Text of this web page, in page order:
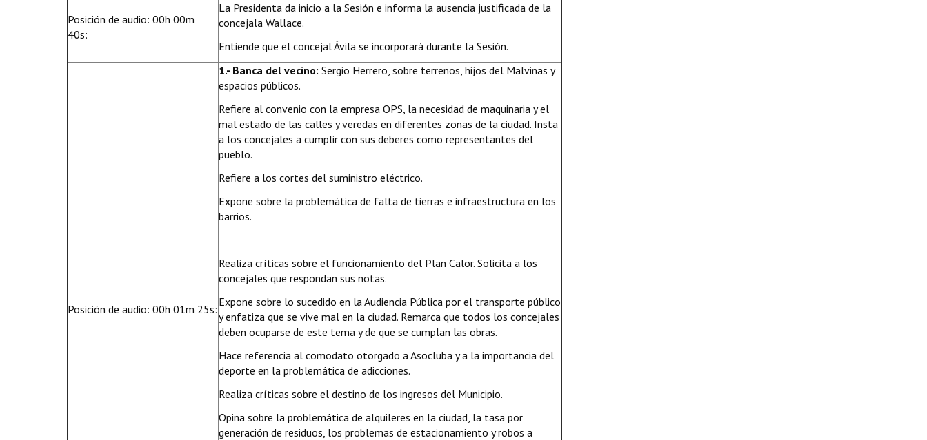
Posición de audio: 00h 00m
40s:
La Presidenta da inicio a la Sesión e informa la ausencia justificada de la
concejala Wallace.
Entiende que el concejal Ávila se incorporará durante la Sesión.
Posición de audio: 00h 01m 25s:
1.- Banca del vecino: Sergio Herrero, sobre terrenos, hijos del Malvinas y
espacios públicos.
Refiere al convenio con la empresa OPS, la necesidad de maquinaria y el
mal estado de las calles y veredas en diferentes zonas de la ciudad. Insta
a los concejales a cumplir con sus deberes como representantes del
pueblo.
Refiere a los cortes del suministro eléctrico.
Expone sobre la problemática de falta de tierras e infraestructura en los
barrios.
Realiza críticas sobre el funcionamiento del Plan Calor. Solicita a los
concejales que respondan sus notas.
Expone sobre lo sucedido en la Audiencia Pública por el transporte público
y enfatiza que se vive mal en la ciudad. Remarca que todos los concejales
deben ocuparse de este tema y de que se cumplan las obras.
Hace referencia al comodato otorgado a Asocluba y a la importancia del
deporte en la problemática de adicciones.
Realiza críticas sobre el destino de los ingresos del Municipio.
Opina sobre la problemática de alquileres en la ciudad, la tasa por
generación de residuos, los problemas de estacionamiento y robos a